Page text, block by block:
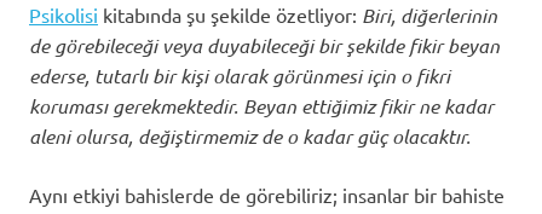
Psikolisi kitabında şu şekilde özetliyor: Biri, diğerlerinin
de görebileceği veya duyabileceği bir şekilde fikir beyan
ederse, tutarlı bir kişi olarak görünmesi için o fikri
koruması gerekmektedir. Beyan ettiğimiz fikir ne kadar
aleni olursa, değiştirmemiz de o kadar güç olacaktır.
Aynı etkiyi bahislerde de görebiliriz; insanlar bir bahiste